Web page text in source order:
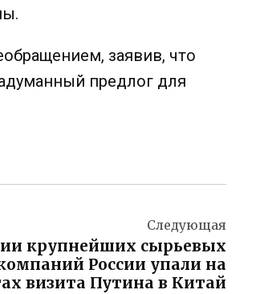
заявив, что
предлог для
Следующая
крупнейших сырьевых
России упали на
визита Путина в Китай